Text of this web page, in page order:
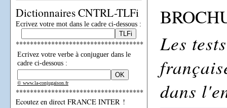
Dictionnaires CNTRL-TLFi
Ecrivez votre mot dans le cadre ci-dessous :
************************************
Ecrivez votre verbe à conjuguer dans le
cadre ci-dessous :
© www.la-conjugaison.fr
************************************
Ecoutez en direct FRANCE INTER !
Les
dans